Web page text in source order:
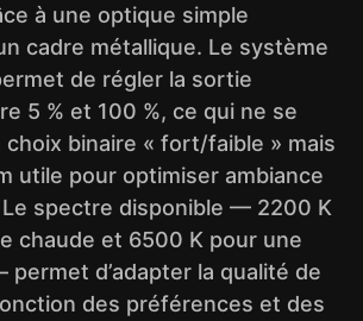
à une optique simple
cadre métallique. Le système
de régler la sortie
5 % et 100 %, ce qui ne se
choix binaire « fort/faible » mais
utile pour optimiser ambiance
spectre disponible — 2200 K
chaude et 6500 K pour une
d’adapter la qualité de
des préférences et des